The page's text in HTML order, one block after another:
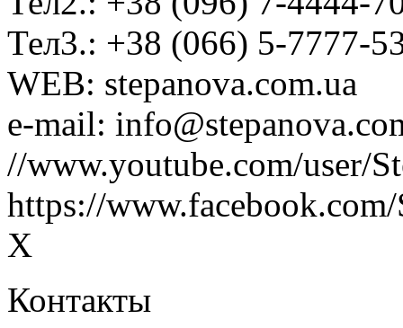
Тел3.: +38 (066) 5-7777-
WEB: stepanova.com.ua
e-mail:
//www.youtube.com/user/
https://
X
Контакты